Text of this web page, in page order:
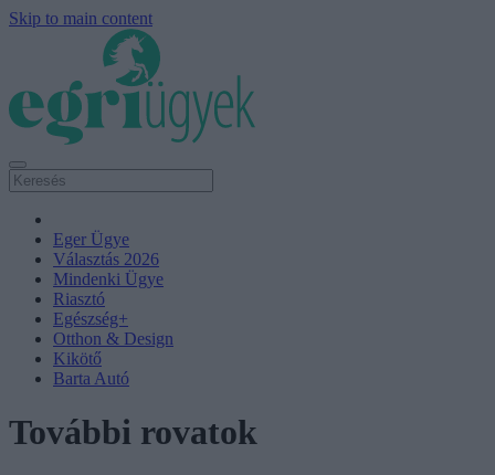
Skip to main content
Eger Ügye
Választás 2026
Mindenki Ügye
Riasztó
Egészség+
Otthon & Design
Kikötő
Barta Autó
További rovatok